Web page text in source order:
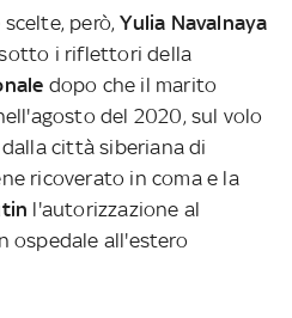
però,Yulia Navalnaya
i riflettori della
dopo che il marito
del 2020, sul volo
città siberiana di
ricoverato in coma e la
l'autorizzazione al
ospedale all'estero